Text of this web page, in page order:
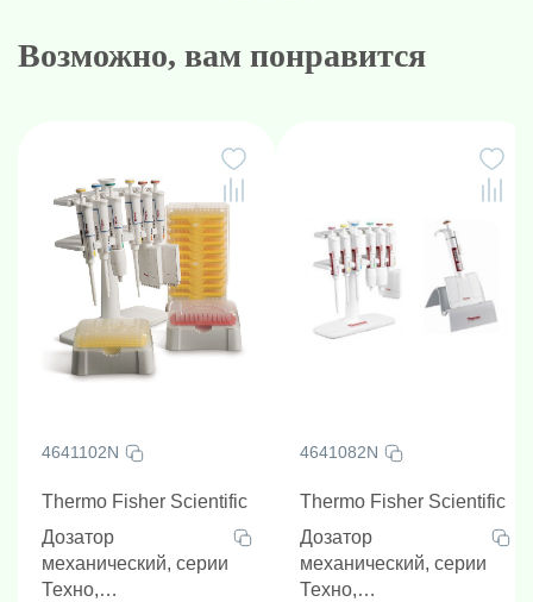
Возможно, вам понравится
4641102N
Thermo Fisher Scientific
Дозатор
механический, серии
Техно,
4641082N
Thermo Fisher Scientific
Дозатор
механический, серии
Техно,